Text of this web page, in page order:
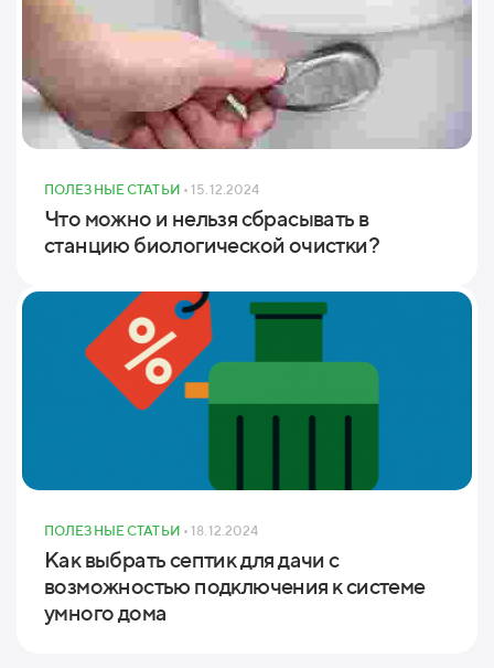
ПОЛЕЗНЫЕ СТАТЬИ • 15.12.2024
Что можно и нельзя сбрасывать в
станцию биологической очистки?
ПОЛЕЗНЫЕ СТАТЬИ • 18.12.2024
Как выбрать септик для дачи с
возможностью подключения к системе
умного дома